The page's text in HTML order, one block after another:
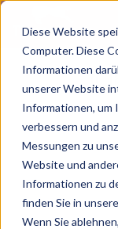
Diese Website
Computer. Diese
Informationen
unserer Website
Informationen, um
verbessern und
Messungen zu
Website und
Informationen zu
finden Sie in
Wenn Sie